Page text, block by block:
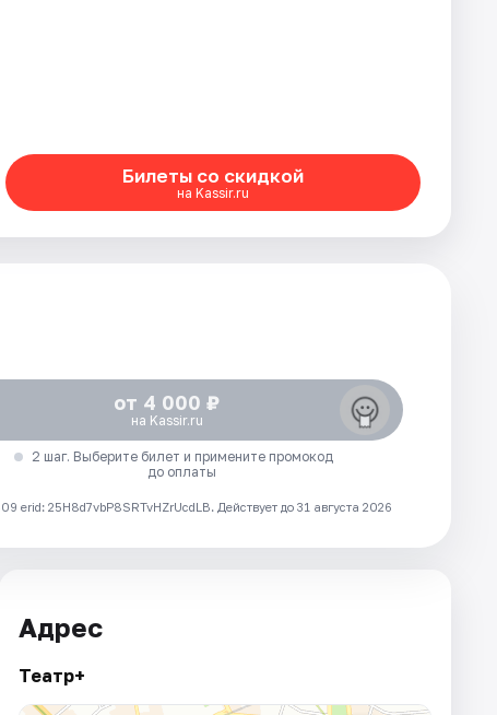
Билеты со скидкой
на Kassir.ru
от 4 000 ₽
на Kassir.ru
2 шаг. Выберите билет и примените промокод
до оплаты
25H8d7vbP8SRTvHZrUcdLB. Действует до 31 августа 2026
Адрес
Театр+